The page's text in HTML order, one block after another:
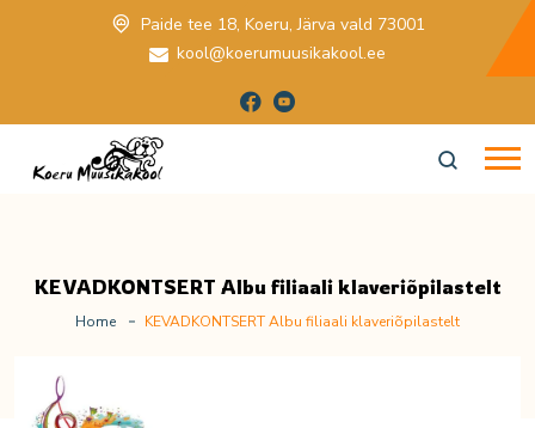
Paide tee 18, Koeru, Järva vald 73001
kool@koerumuusikakool.ee
KEVADKONTSERT Albu filiaali klaveriõpilastelt
Home KEVADKONTSERT Albu filiaali klaveriõpilastelt